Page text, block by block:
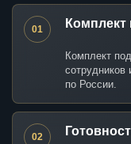
01 Комплект
Комплект
сотрудников
по России.
02